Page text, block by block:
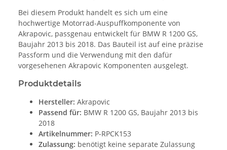
Bei diesem Produkt handelt es sich um eine
hochwertige Motorrad-Auspuffkomponente von
Akrapovic, passgenau entwickelt für BMW R 1200 GS,
Baujahr 2013 bis 2018. Das Bauteil ist auf eine präzise
Passform und die Verwendung mit den dafür
vorgesehenen Akrapovic Komponenten ausgelegt.
Produktdetails
Hersteller: Akrapovic
Passend für: BMW R 1200 GS, Baujahr 2013 bis
2018
Artikelnummer: P-RPCK153
Zulassung: benötigt keine separate Zulassung